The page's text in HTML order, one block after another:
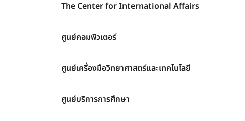
The Center for International Affairs
ศูนย์คอมพิวเตอร์
ศูนย์เครื่องมือวิทยาศาสตร์และเทคโนโลยี
ศูนย์บริการการศึกษา